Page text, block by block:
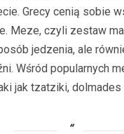
Grecy cenią sobie
Meze, czyli zestaw
jedzenia, ale
Wśród popularnych
jak tzatziki, dolmades